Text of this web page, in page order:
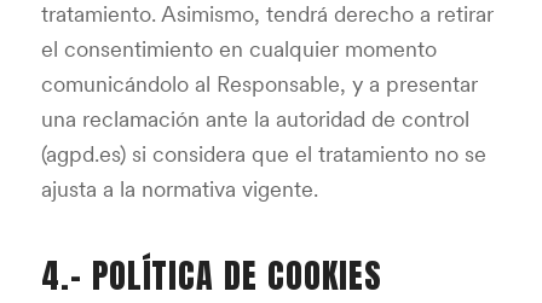
tratamiento. Asimismo, tendrá derecho a retirar
el consentimiento en cualquier momento
comunicándolo al Responsable, y a presentar
una reclamación ante la autoridad de control
(agpd.es) si considera que el tratamiento no se
ajusta a la normativa vigente.
4.- POLÍTICA DE COOKIES